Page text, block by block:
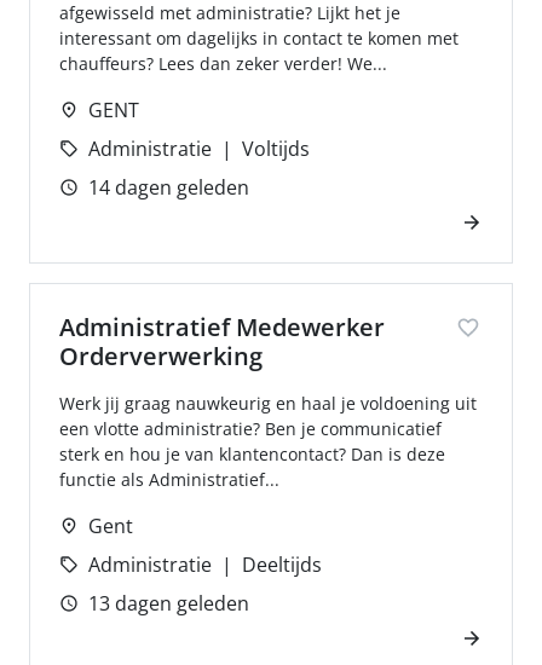
afgewisseld met administratie? Lijkt het je
interessant om dagelijks in contact te komen met
chauffeurs? Lees dan zeker verder! We...
GENT
Administratie
Voltijds
14 dagen geleden
Administratief Medewerker
Orderverwerking
Werk jij graag nauwkeurig en haal je voldoening uit
een vlotte administratie? Ben je communicatief
sterk en hou je van klantencontact? Dan is deze
functie als Administratief...
Gent
Administratie
Deeltijds
13 dagen geleden